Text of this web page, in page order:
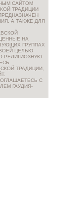
САЙТОМ
ТРАДИЦИИ
А ТАКЖЕ ДЛЯ
НА
ГРУППАХ
ЦЕЛЬЮ
РЕЛИГИОЗНУЮ
ТРАДИЦИИ,
С
ГАУДИЯ-